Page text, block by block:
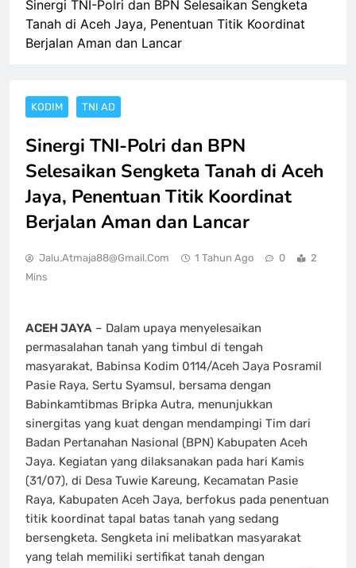
Sinergi TNI-Polri dan BPN Selesaikan Sengketa
Tanah di Aceh Jaya, Penentuan Titik Koordinat
Berjalan Aman dan Lancar
KODIM TNI AD
Sinergi TNI-Polri dan BPN
Selesaikan Sengketa Tanah di Aceh
Jaya, Penentuan Titik Koordinat
Berjalan Aman dan Lancar
Jalu.atmaja88@gmail.com 1 Tahun Ago 0
2
Mins
ACEH JAYA – Dalam upaya menyelesaikan
permasalahan tanah yang timbul di tengah
masyarakat, Babinsa Kodim 0114/Aceh Jaya Posramil
Pasie Raya, Sertu Syamsul, bersama dengan
Babinkamtibmas Bripka Autra, menunjukkan
sinergitas yang kuat dengan mendampingi Tim dari
Badan Pertanahan Nasional (BPN) Kabupaten Aceh
Jaya. Kegiatan yang dilaksanakan pada hari Kamis
(31/07), di Desa Tuwie Kareung, Kecamatan Pasie
Raya, Kabupaten Aceh Jaya, berfokus pada penentuan
titik koordinat tapal batas tanah yang sedang
bersengketa. Sengketa ini melibatkan masyarakat
yang telah memiliki sertifikat tanah dengan